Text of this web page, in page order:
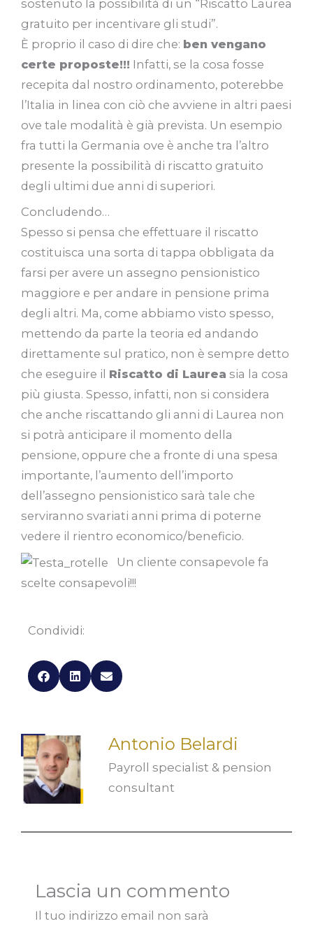
sostenuto la possibilità di un “Riscatto Laurea
gratuito per incentivare gli studi”.
È proprio il caso di dire che: ben vengano
certe proposte!!! Infatti, se la cosa fosse
recepita dal nostro ordinamento, poterebbe
l’Italia in linea con ciò che avviene in altri paesi
ove tale modalità è già prevista. Un esempio
fra tutti la Germania ove è anche tra l’altro
presente la possibilità di riscatto gratuito
degli ultimi due anni di superiori.
Concludendo…
Spesso si pensa che effettuare il riscatto
costituisca una sorta di tappa obbligata da
farsi per avere un assegno pensionistico
maggiore e per andare in pensione prima
degli altri. Ma, come abbiamo visto spesso,
mettendo da parte la teoria ed andando
direttamente sul pratico, non è sempre detto
che eseguire il Riscatto di Laurea sia la cosa
più giusta. Spesso, infatti, non si considera
che anche riscattando gli anni di Laurea non
si potrà anticipare il momento della
pensione, oppure che a fronte di una spesa
importante, l’aumento dell’importo
dell’assegno pensionistico sarà tale che
serviranno svariati anni prima di poterne
vedere il rientro economico/beneficio.
Un cliente consapevole fa
scelte consapevoli!!!
Condividi:
Antonio Belardi
Payroll specialist & pension
consultant
Lascia un commento
Il tuo indirizzo email non sarà